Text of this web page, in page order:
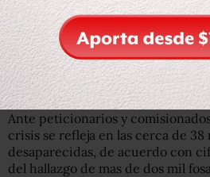
“Este será un gobierno de
Encinas. El Estado mexicano
problema, “en atención a todas y
que han sido lamentablemente
humanitaria”, agregó.
Ante peticionarios y
crisis se refleja en las cerca de 38
desaparecidas, de acuerdo con
del hallazgo de mas de dos mil